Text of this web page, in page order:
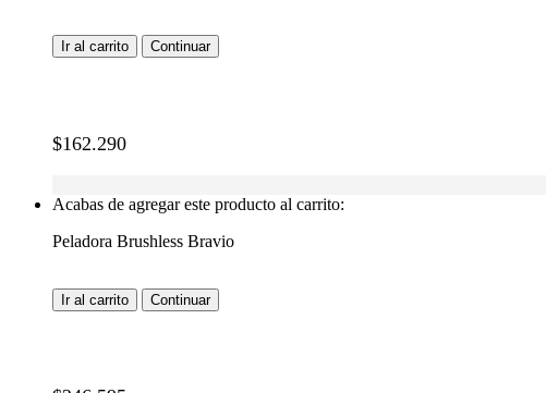
Ir al carrito Continuar
$162.290
Acabas de agregar este producto al carrito:
Peladora Brushless Bravio
Ir al carrito Continuar